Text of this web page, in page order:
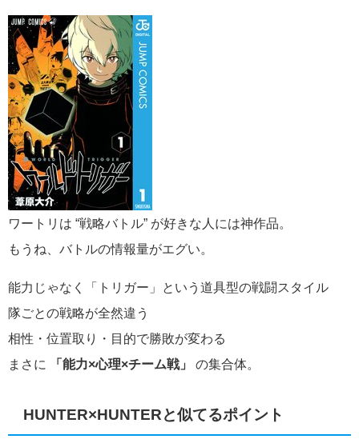
ワートリは “戦略バトル” が好きな人には神作品。
もうね、バトルの情報量がエグい。
能力じゃなく「トリガー」という道具型の戦闘スタイル
隊ごとの戦略が全然違う
相性・位置取り・目的で勝敗が変わる
まさに
「能力×心理×チーム戦」 の集合体。
HUNTER×HUNTERと似てるポイント